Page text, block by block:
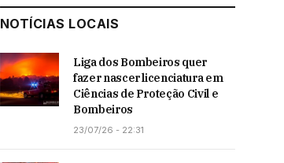
NOTÍCIAS LOCAIS
Liga dos Bombeiros quer
fazer nascer licenciatura em
Ciências de Proteção Civil e
Bombeiros
23/07/26 - 22:31